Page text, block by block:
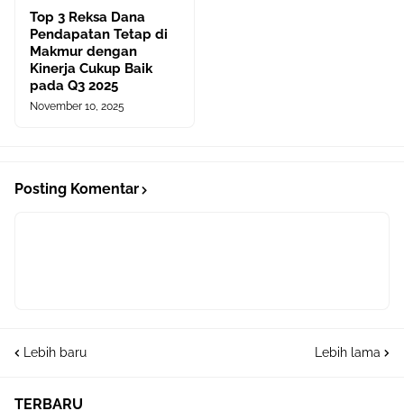
Top 3 Reksa Dana
Pendapatan Tetap di
Makmur dengan
Kinerja Cukup Baik
pada Q3 2025
November 10, 2025
Posting Komentar
Lebih baru Lebih lama
TERBARU